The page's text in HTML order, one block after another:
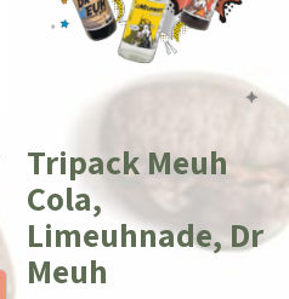
Tripack Meuh
Cola,
Limeuhnade, Dr
Meuh